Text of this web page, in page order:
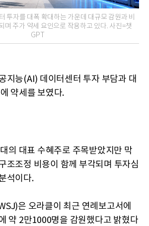
투자를 대폭 확대하는 가운데 대규모 감원과 비
며 주가 약세 요인으로 작용하고 있다. 사진=챗
GPT
지능(AI) 데이터센터 투자 부담과 대
약세를 보였다.
의 대표 수혜주로 주목받았지만 막
조조정 비용이 함께 부각되며 투자심
석이다.
은 오라클이 최근 연례보고서에
약 2만1000명을 감원했다고 밝혔다